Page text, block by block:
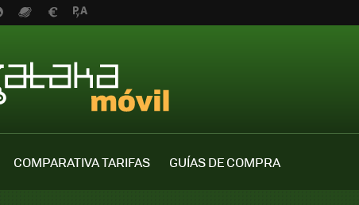
COMPARATIVA TARIFAS
GUÍAS DE COMPRA